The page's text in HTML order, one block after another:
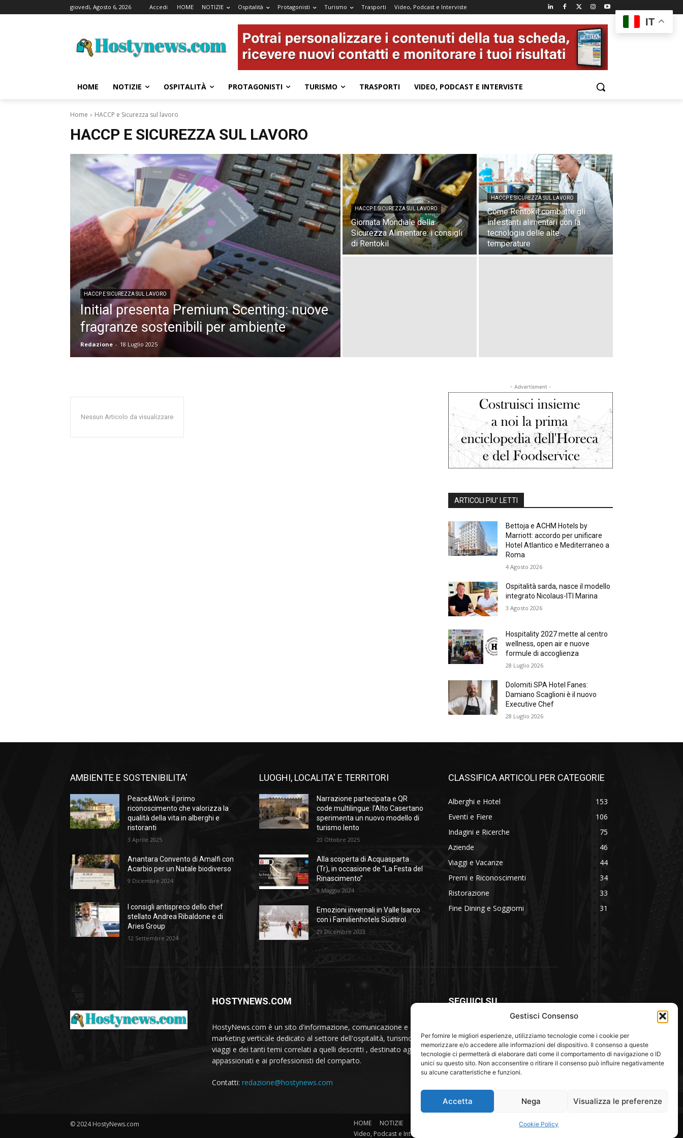
Gestisci Consenso
Per fornire le migliori esperienze, utilizziamo tecnologie come i cookie per
memorizzare e/o accedere alle informazioni del dispositivo. Il consenso a queste
tecnologie ci permetterà di elaborare dati come il comportamento di navigazione o ID
unici su questo sito. Non acconsentire o ritirare il consenso può influire negativamente
su alcune caratteristiche e funzioni.
Accetta Nega Visualizza le preferenze
Cookie Policy
giovedì, Agosto 6, 2026 Accedi HOME NOTIZIE Ospitalità Protagonisti Turismo Trasporti Video, Podcast e Interviste
HOME NOTIZIE OSPITALITÀ PROTAGONISTI TURISMO TRASPORTI VIDEO, PODCAST E INTERVISTE
Home HACCP e Sicurezza sul lavoro
HACCP E SICUREZZA SUL LAVORO
HACCP E SICUREZZA SUL LAVORO
Initial presenta Premium Scenting: nuove
fragranze sostenibili per ambiente
Redazione - 18 Luglio 2025
HACCP E SICUREZZA SUL LAVORO
Giornata Mondiale della
Sicurezza Alimentare: i consigli
di Rentokil
HACCP E SICUREZZA SUL LAVORO
Come Rentokil combatte gli
infestanti alimentari con la
tecnologia delle alte
temperature
Nessun Articolo da visualizzare
- Advertisment -
ARTICOLI PIU' LETTI
Bettoja e ACHM Hotels by
Marriott: accordo per unificare
Hotel Atlantico e Mediterraneo a
Roma
4 Agosto 2026
Ospitalità sarda, nasce il modello
integrato Nicolaus-ITI Marina
3 Agosto 2026
Hospitality 2027 mette al centro
wellness, open air e nuove
formule di accoglienza
28 Luglio 2026
Dolomiti SPA Hotel Fanes:
Damiano Scaglioni è il nuovo
Executive Chef
28 Luglio 2026
AMBIENTE E SOSTENIBILITA'
Peace&Work: il primo
riconoscimento che valorizza la
qualità della vita in alberghi e
ristoranti
3 Aprile 2025
Anantara Convento di Amalfi con
Acarbio per un Natale biodiverso
9 Dicembre 2024
I consigli antispreco dello chef
stellato Andrea Ribaldone e di
Aries Group
12 Settembre 2024
LUOGHI, LOCALITA' E TERRITORI
Narrazione partecipata e QR
code multilingue: l’Alto Casertano
sperimenta un nuovo modello di
turismo lento
20 Ottobre 2025
Alla scoperta di Acquasparta
(Tr), in occasione de “La Festa del
Rinascimento”
9 Maggio 2024
Emozioni invernali in Valle Isarco
con i Familienhotels Südtirol
29 Dicembre 2023
CLASSIFICA ARTICOLI PER CATEGORIE
Alberghi e Hotel
153
Eventi e Fiere
106
Indagini e Ricerche
75
Aziende
46
Viaggi e Vacanze
44
Premi e Riconoscimenti
34
Ristorazione
33
Fine Dining e Soggiorni
31
HOSTYNEWS.COM
HostyNews.com è un sito d'informazione, comunicazione e
marketing verticale dedicato al settore dell'ospitalità, turismo,
viaggi e dei tanti temi correlati a quelli descritti , destinato agli
appassionati e ai professionisti del comparto.
Contatti: redazione@hostynews.com
SEGUICI SU
© 2024 HostyNews.com HOME NOTIZIE
Trasporti
Video, Podcast e Interviste
IT